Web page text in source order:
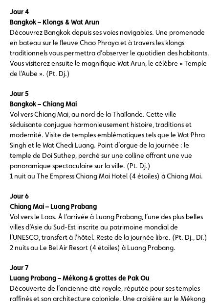
Jour 4
Bangkok – Klongs & Wat Arun
Découvrez Bangkok depuis ses voies navigables. Une promenade
en bateau sur le fleuve Chao Phraya et à travers les klongs
traditionnels vous permettra d’observer le quotidien des habitants.
Vous visiterez ensuite le magnifique Wat Arun, le célèbre « Temple
de l’Aube ». (Pt. Dj.)
Jour 5
Bangkok – Chiang Mai
Vol vers Chiang Mai, au nord de la Thaïlande. Cette ville
séduisante conjugue harmonieusement histoire, traditions et
modernité. Visite de temples emblématiques tels que le Wat Phra
Singh et le Wat Chedi Luang. Point d’orgue de la journée : le
temple de Doi Suthep, perché sur une colline offrant une vue
panoramique spectaculaire sur la ville. (Pt. Dj.)
1 nuit au The Empress Chiang Mai Hotel (4 étoiles) à Chiang Mai.
Jour 6
Chiang Mai – Luang Prabang
Vol vers le Laos. À l’arrivée à Luang Prabang, l’une des plus belles
villes d’Asie du Sud-Est inscrite au patrimoine mondial de
l’UNESCO, transfert à l’hôtel. Reste de la journée libre. (Pt. Dj., Dî.)
2 nuits au Le Bel Air Resort (4 étoiles) à Luang Prabang.
Jour 7
Luang Prabang – Mékong & grottes de Pak Ou
Découverte de l’ancienne cité royale, réputée pour ses temples
raffinés et son architecture coloniale. Une croisière sur le Mékong